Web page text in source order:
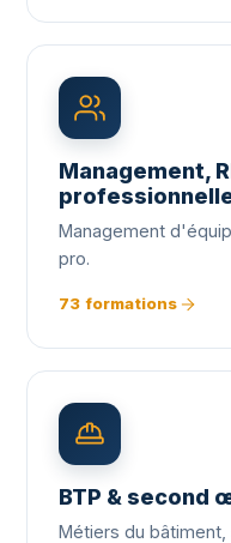
Management,
Management
pro.
73 formations
BTP & second
Métiers du